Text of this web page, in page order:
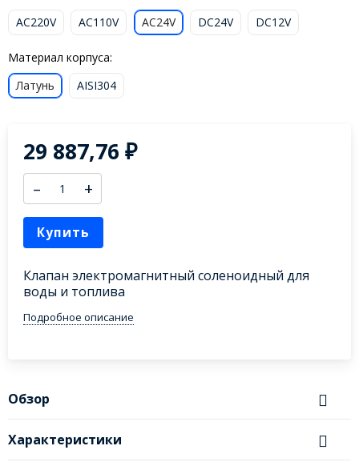
AC220V
AC110V AC24V DC24V DC12V
Материал корпуса:
Латунь
AISI304
29 887,76₽
– +
Купить
Клапан электромагнитный соленоидный для
воды и топлива
Подробное описание
Обзор
Характеристики